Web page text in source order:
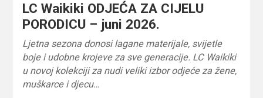
LC Waikiki ODJEĆA ZA CIJELU
PORODICU – juni 2026.
Ljetna sezona donosi lagane materijale, svijetle
boje i udobne krojeve za sve generacije. LC Waikiki
u novoj kolekciji za nudi veliki izbor odjeće za žene,
muškarce i djecu…